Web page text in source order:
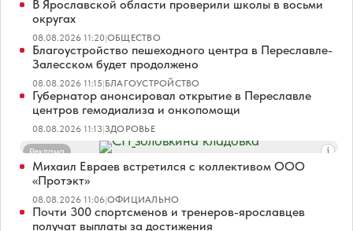
В Ярославской области проверили школы в восьми
округах
08.08.2026 11:20|ОБЩЕСТВО
Благоустройство пешеходного центра в Переславле-
Залесском будет продолжено
08.08.2026 11:15|БЛАГОУСТРОЙСТВО
Губернатор анонсировал открытие в Переславле
центров гемодиализа и онкопомощи
08.08.2026 11:13|ЗДОРОВЬЕ
Реклама
Михаил Евраев встретился с коллективом ООО
«Протэкт»
08.08.2026 11:06|ОФИЦИАЛЬНО
Почти 300 спортсменов и тренеров-ярославцев
получат выплаты за достижения